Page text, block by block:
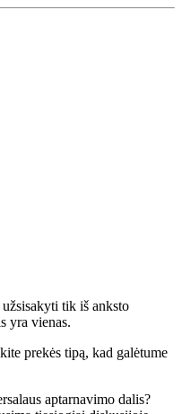
tik iš anksto
yra vienas.
prekės tipą, kad galėtume
aptarnavimo dalis?